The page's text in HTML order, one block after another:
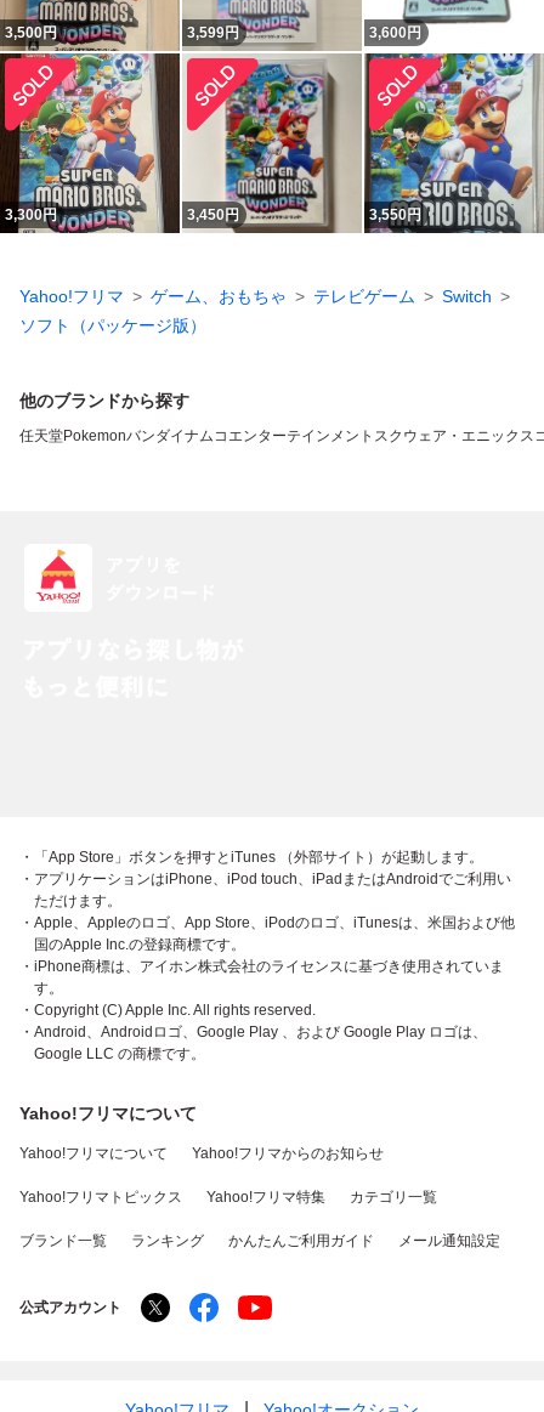
3,500円 3,599円 3,600 円
3,300円 3,450円 3,550円
Yahoo!フリマ ゲーム、おもちゃ テレビゲーム
Switch
ソフト（パッケージ版）
他のブランドから探す
任天堂Pokemonバンダイナムコエンターテインメント スクウェア・エニックス
・「App Store」ボタンを押すとiTunes （外部サイト）が起動します。
・アプリケーションはiPhone、iPod touch、iPadまたはAndroidでご利用い
ただけます。
・Apple、Appleのロゴ、App Store、iPodのロゴ、iTunesは、米国および他
国のApple Inc.の登録商標です。
・iPhone商標は、アイホン株式会社のライセンスに基づき使用されていま
す。
・Copyright (C) Apple Inc. All rights reserved.
・Android、Androidロゴ、Google Play 、および Google Play ロゴは、
Google LLC の商標です。
Yahoo!フリマについて
Yahoo!フリマについて Yahoo!フリマからのお知らせ
Yahoo!フリマトピックス Yahoo!フリマ特集 カテゴリ一覧
ブランド一覧 ランキング かんたんご利用ガイド メール通知設定
公式アカウント